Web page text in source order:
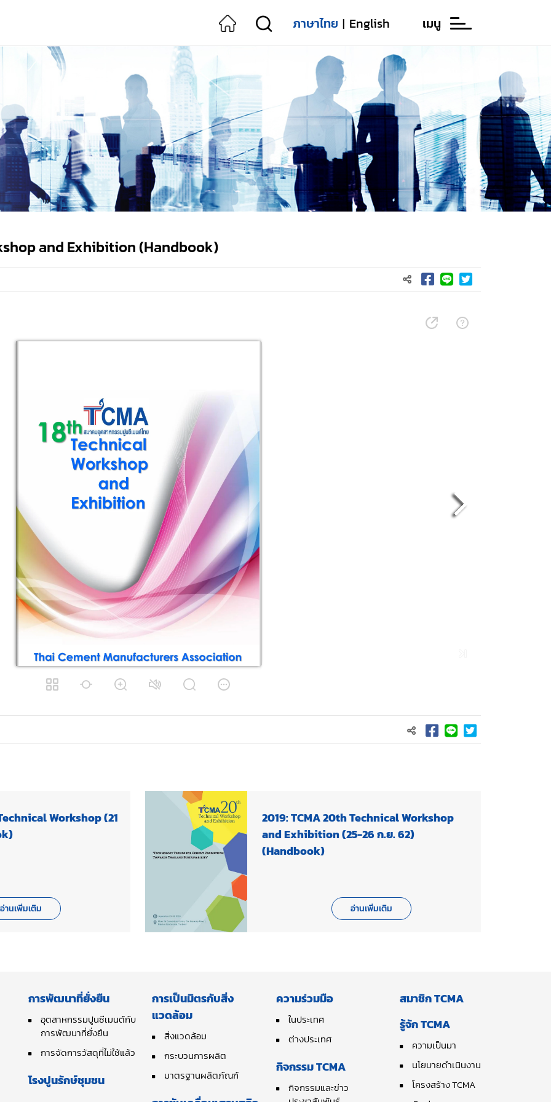
ภาษาไทย | English เมนู
and Exhibition (Handbook)
Workshop (21
อ่านเพิ่มเติม
2019: TCMA 20th Technical Workshop
and Exhibition (25-26 ก.ย. 62)
(Handbook)
อ่านเพิ่มเติม
การพัฒนาที่ยั่งยืน
อุตสาหกรรมปูนซีเมนต์กับ
การพัฒนาที่ยั่งยืน
การจัดการวัสดุที่ไม่ใช้แล้ว
โรงปูนรักษ์ชุมชน
การเป็นมิตรกับสิ่ง
แวดล้อม
สิ่งแวดล้อม
กระบวนการผลิต
มาตรฐานผลิตภัณฑ์
ความร่วมมือ
ในประเทศ
ต่างประเทศ
กิจกรรม TCMA
กิจกรรมและข่าว
สมาชิก TCMA
รู้จัก TCMA
ความเป็นมา
นโยบายดำเนินงาน
โครงสร้าง TCMA